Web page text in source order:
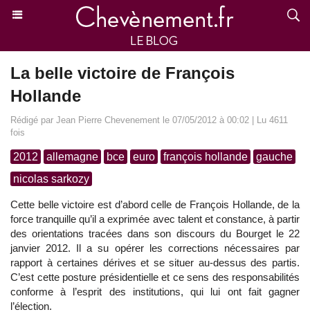
La belle victoire de François
Hollande
Rédigé par Jean Pierre Chevenement le 07/05/2012 à 00:02 | Lu 4611
fois
2012 allemagne bce euro françois hollande
gauche
nicolas sarkozy
Cette belle victoire est d’abord celle de François Hollande, de la
force tranquille qu’il a exprimée avec talent et constance, à partir
des orientations tracées dans son discours du Bourget le 22
janvier 2012. Il a su opérer les corrections nécessaires par
rapport à certaines dérives et se situer au-dessus des partis.
C’est cette posture présidentielle et ce sens des responsabilités
conforme à l’esprit des institutions, qui lui ont fait gagner
l’élection.